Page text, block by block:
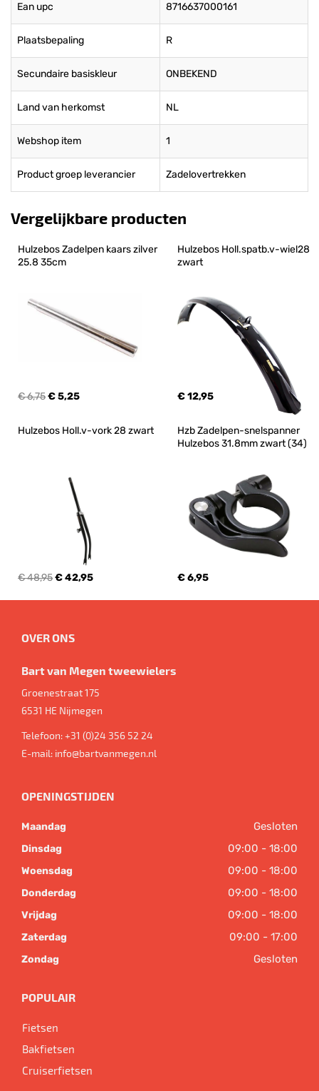
Ean upc 8716637000161
Plaatsbepaling R
Secundaire basiskleur ONBEKEND
Land van herkomst NL
Webshop item 1
Product groep leverancier Zadelovertrekken
Vergelijkbare producten
Hulzebos Zadelpen kaars zilver
25.8 35cm
€ 6,75€ 5,25
Hulzebos Holl.spatb.v-wiel28
zwart
€ 12,95
Hulzebos Holl.v-vork 28 zwart
€ 48,95€ 42,95
Hzb Zadelpen-snelspanner
Hulzebos 31.8mm zwart (34)
€ 6,95
OVER ONS
Bart van Megen tweewielers
Groenestraat 175
6531 HE Nijmegen
Telefoon:+31 (0)24 356 52 24
E-mail: info@bartvanmegen.nl
OPENINGSTIJDEN
Maandag Gesloten
Dinsdag 09:00 - 18:00
Woensdag 09:00 - 18:00
Donderdag 09:00 - 18:00
Vrijdag 09:00 - 18:00
Zaterdag 09:00 - 17:00
Zondag Gesloten
POPULAIR
Fietsen
Bakfietsen
Cruiserfietsen